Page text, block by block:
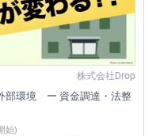
株式会社Drop
部環境 ー 資金調達・法整
始)